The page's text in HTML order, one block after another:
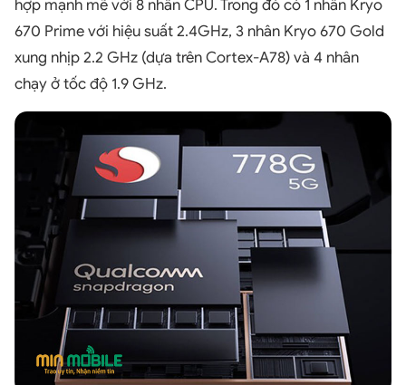
hợp mạnh mẽ với 8 nhân CPU. Trong đó có 1 nhân Kryo
670 Prime với hiệu suất 2.4GHz, 3 nhân Kryo 670 Gold
xung nhịp 2.2 GHz (dựa trên Cortex-A78) và 4 nhân
chạy ở tốc độ 1.9 GHz.